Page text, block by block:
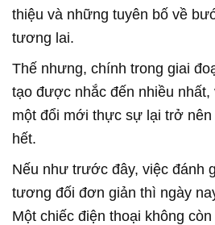
thiệu và những tuyên bố về
tương lai.
Thế nhưng, chính trong giai
tạo được nhắc đến nhiều nhất,
một đổi mới thực sự lại trở
hết.
Nếu như trước đây, việc đánh
tương đối đơn giản thì ngày
Một chiếc điện thoại không